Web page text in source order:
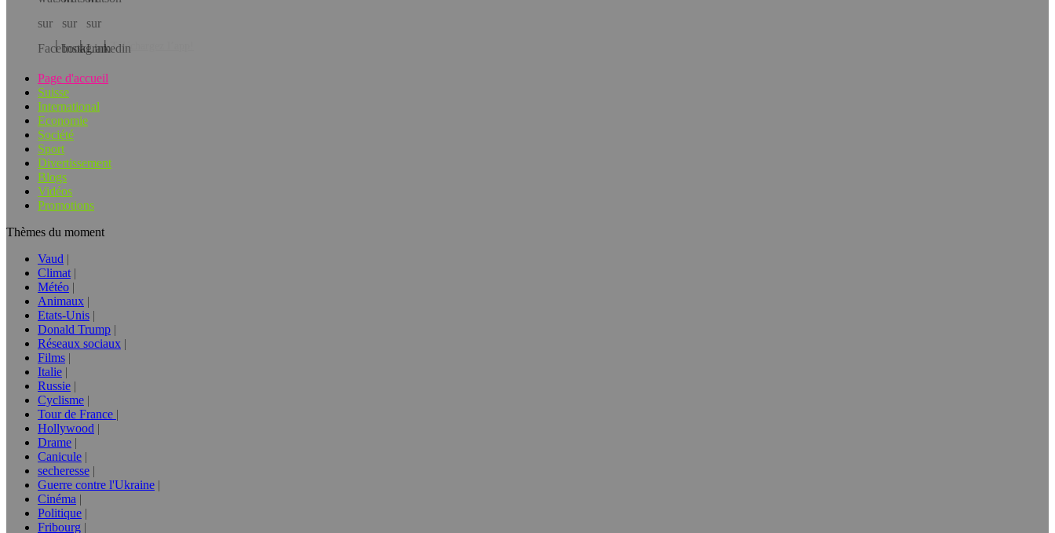
Téléchargez l’app!
Page d'accueil
Suisse
International
Economie
Société
Sport
Divertissement
Blogs
Vidéos
Promotions
Thèmes du moment
Vaud
Climat
Météo
Animaux
Etats-Unis
Donald Trump
Réseaux sociaux
Films
Italie
Russie
Cyclisme
Tour de France
Hollywood
Drame
Canicule
secheresse
Guerre contre l'Ukraine
Cinéma
Politique
Fribourg